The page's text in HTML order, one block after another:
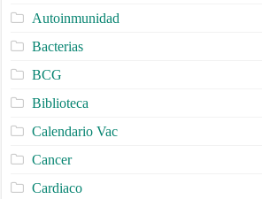
Autoinmunidad
Bacterias
BCG
Biblioteca
Calendario Vac
Cancer
Cardiaco